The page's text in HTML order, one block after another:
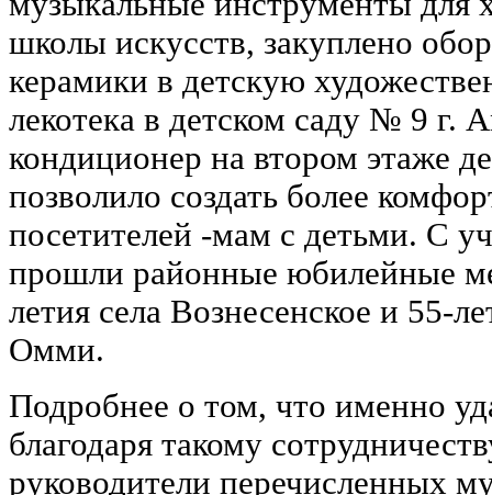
школы искусств, закуплено
керамики в детскую
лекотека в детском саду № 9 г.
кондиционер на втором этаже
позволило создать более
посетителей -мам с детьми. С
прошли районные юбилейные
летия села Вознесенское и 55-
Омми.
Подробнее о том, что именно
благодаря такому
руководители перечисленных